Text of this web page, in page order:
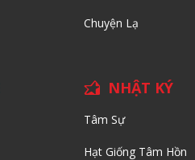
Chuyện Lạ
NHẬT KÝ
Tâm Sự
Hạt Giống Tâm Hồn